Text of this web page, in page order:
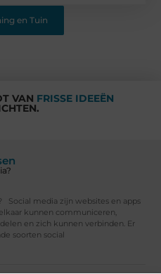
en Tuin
VAN FRISSE IDEEËN
Social media zijn websites en apps
kunnen communiceren,
en zich kunnen verbinden. Er
soorten social